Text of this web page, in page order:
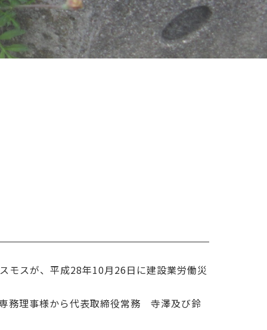
モスが、平成28年10月26日に建設業労働災
務理事様から代表取締役常務 寺澤及び鈴